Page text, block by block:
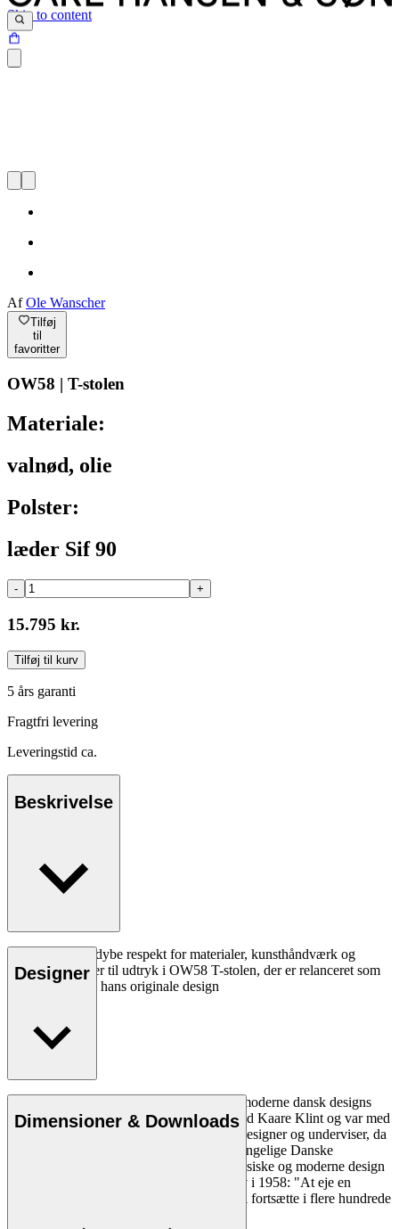
Skip to content
AfOle Wanscher
Tilføj
til
favoritter
OW58 | T-stolen
Materiale:
valnød, olie
Polster:
læder Sif 90
- +
15.795 kr.
Tilføj til kurv
5 års garanti
Fragtfri levering
Leveringstid ca.
Beskrivelse
Ole Wanschers dybe respekt for materialer, kunsthåndværk og
funktion kommer til udtryk i OW58 T-stolen, der er relanceret som
en tro hyldest til hans originale design
Designer
Ole Wanscher er uløseligt forbundet med moderne dansk designs
æstetik og funktionalitet. Han studerede ved Kaare Klint og var med
til at forme dansk møbeldesign både som designer og underviser, da
han overtog Klints professorat ved Det Kongelige Danske
Kunstakademi. Wanschers på én gang klassiske og moderne design
gjorde ham yderst populær. Politiken skrev i 1958: "At eje en
Wanscher stol er et dagligt eventyr, som vil fortsætte i flere hundrede
Dimensioner & Downloads